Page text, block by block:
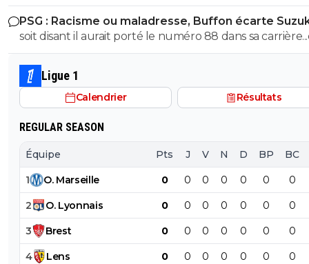
ligue peut se permettre de renégocier à la hausse des
tv si importants profitant à toute sa ligue et même à
lui-même qui s est vu augmenter son salaire de 2M
arriver à un salaire personnel de plus de 5M annuel 🤔
aurait il pas une part de mauvaise foi du fait que ce soit
Nasser dont on parle ? Aucune idée mais ça ne m
pas de la part d un ancien militant de l extrême droite
espagnole franquiste.
PSG : Racisme ou maladresse, Buffon écarte
soit disant il aurait porté le numéro 88 dans sa
cela fait automatiquement de lui un nazi... selon les
comme plus bas
Ligue 1
Calendrier Résultats
REGULAR SEASON
Équipe Pts J V N D BP BC
1 O. Marseille 0 0 0 0 0 0 0
2 O. Lyonnais 0 0 0 0 0 0 0
3 Brest 0 0 0 0 0 0 0
4 Lens 0 0 0 0 0 0 0